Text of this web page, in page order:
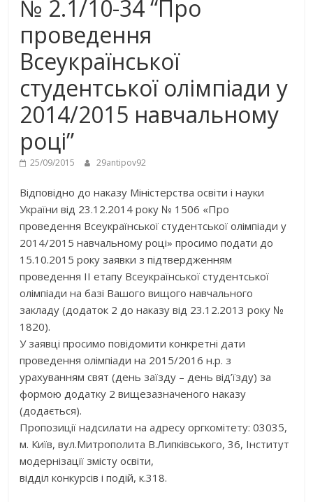
№ 2.1/10-34 “Про
проведення
Всеукраїнської
студентської олімпіади у
2014/2015 навчальному
році”
25/09/2015 29antipov92
Відповідно до наказу Міністерства освіти і науки
України від 23.12.2014 року № 1506 «Про
проведення Всеукраїнської студентської олімпіади у
2014/2015 навчальному році» просимо подати до
15.10.2015 року заявки з підтвердженням
проведення ІІ етапу Всеукраїнської студентської
олімпіади на базі Вашого вищого навчального
закладу (додаток 2 до наказу від 23.12.2013 року №
1820).
У заявці просимо повідомити конкретні дати
проведення олімпіади на 2015/2016 н.р. з
урахуванням свят (день заїзду – день від’їзду) за
формою додатку 2 вищезазначеного наказу
(додається).
Пропозиції надсилати на адресу оргкомітету: 03035,
м. Київ, вул.Митрополита В.Липківського, 36, Інститут
модернізації змісту освіти,
відділ конкурсів і подій, к.318.